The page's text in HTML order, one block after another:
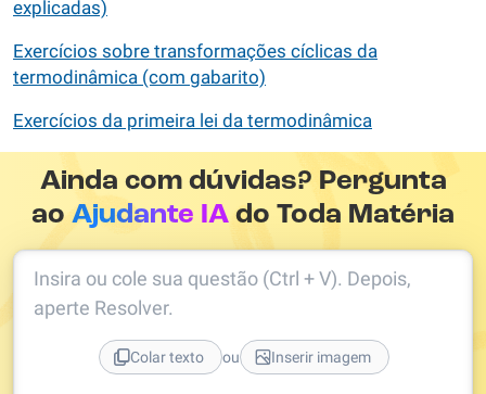
explicadas)
Exercícios sobre transformações cíclicas da
termodinâmica (com gabarito)
Exercícios da primeira lei da termodinâmica
Ainda com dúvidas? Pergunta
aoAjudante IA do Toda Matéria
Insira ou cole sua questão (Ctrl + V). Depois,
aperte Resolver.
Colar texto ou Inserir imagem